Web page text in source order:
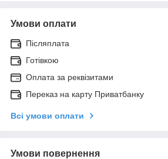
Умови оплати
Післяплата
Готівкою
Оплата за реквізитами
Переказ на карту Приватбанку
Всі умови оплати
Умови повернення